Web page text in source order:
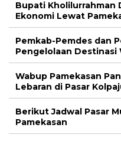
Bupati Kholilurrahman
Ekonomi Lewat
Pemkab-Pemdes dan
Pengelolaan Destinasi
Wabup Pamekasan
Lebaran di Pasar
Berikut Jadwal Pasar
Pamekasan